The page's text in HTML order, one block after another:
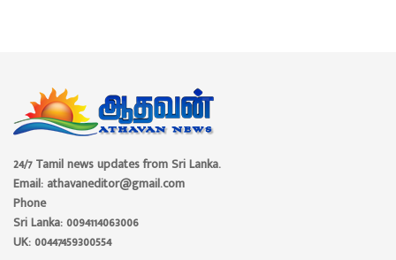
24/7 Tamil news updates from Sri Lanka.
Email: athavaneditor@gmail.com
Phone
Sri Lanka: 0094114063006
UK: 00447459300554